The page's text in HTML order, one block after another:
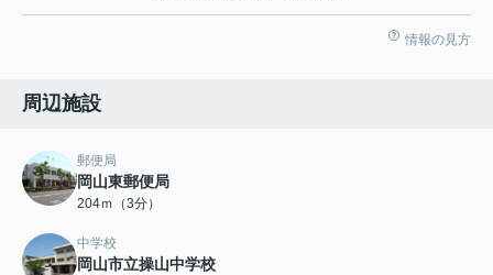
情報の見方
周辺施設
郵便局
岡山東郵便局
204ｍ（3分）
中学校
岡山市立操山中学校